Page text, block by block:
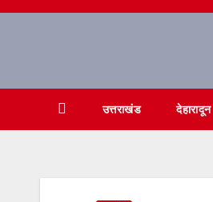
Skip
उत्तराखंड देहारादून